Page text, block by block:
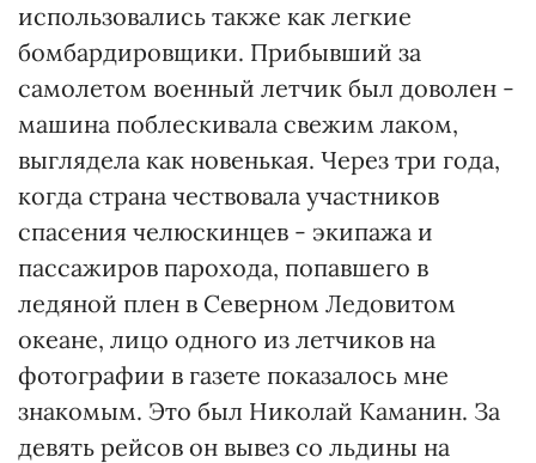
использовались также как легкие
бомбардировщики. Прибывший за
самолетом военный летчик был доволен -
машина поблескивала свежим лаком,
выглядела как новенькая. Через три года,
когда страна чествовала участников
спасения челюскинцев - экипажа и
пассажиров парохода, попавшего в
ледяной плен в Северном Ледовитом
океане, лицо одного из летчиков на
фотографии в газете показалось мне
знакомым. Это был Николай Каманин. За
девять рейсов он вывез со льдины на